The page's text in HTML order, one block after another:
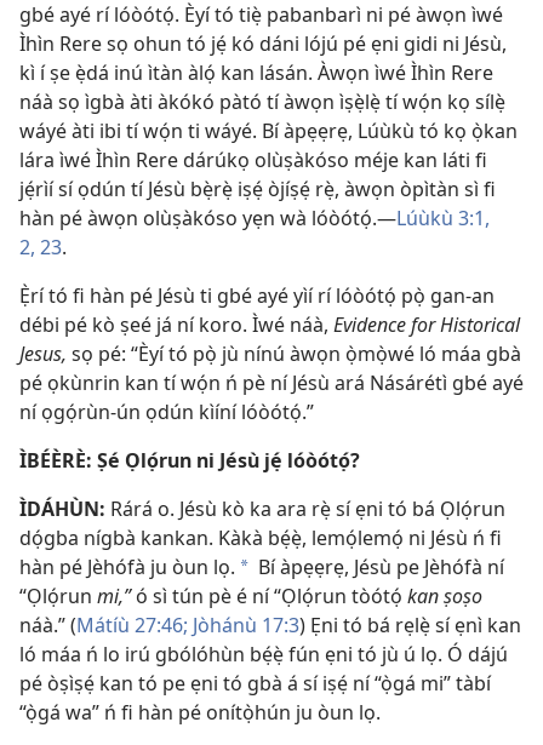
gbé ayé rí lóòótọ́. Èyí tó tiẹ̀ pabanbarì ni pé àwọn ìwé
Ìhìn Rere sọ ohun tó jẹ́ kó dáni lójú pé ẹni gidi ni Jésù,
kì í ṣe ẹ̀dá inú ìtàn àlọ́ kan lásán. Àwọn ìwé Ìhìn Rere
náà sọ ìgbà àti àkókó pàtó tí àwọn ìṣẹ̀lẹ̀ tí wọ́n kọ sílẹ̀
wáyé àti ibi tí wọ́n ti wáyé. Bí àpẹẹrẹ, Lúùkù tó kọ ọ̀kan
lára ìwé Ìhìn Rere dárúkọ olùṣàkóso méje kan láti fi
jẹ́rìí sí ọdún tí Jésù bẹ̀rẹ̀ iṣẹ́ òjíṣẹ́ rẹ̀, àwọn òpìtàn sì fi
hàn pé àwọn olùṣàkóso yẹn wà lóòótọ́.—Lúùkù 3:1,
2, 23.
Ẹ̀rí tó fi hàn pé Jésù ti gbé ayé yìí rí lóòótọ́ pọ̀ gan-an
débi pé kò ṣeé já ní koro. Ìwé náà, Evidence for Historical
Jesus, sọ pé: “Èyí tó pọ̀ jù nínú àwọn ọ̀mọ̀wé ló máa gbà
pé ọkùnrin kan tí wọ́n ń pè ní Jésù ará Násárétì gbé ayé
ní ọgọ́rùn-ún ọdún kìíní lóòótọ́.”
ÌBÉÈRÈ: Ṣé Ọlọ́run ni Jésù jẹ́ lóòótọ́?
ÌDÁHÙN: Rárá o. Jésù kò ka ara rẹ̀ sí ẹni tó bá Ọlọ́run
dọ́gba nígbà kankan. Kàkà bẹ́ẹ̀, lemọ́lemọ́ ni Jésù ń fi
hàn pé Jèhófà ju òun lọ. * Bí àpẹẹrẹ, Jésù pe Jèhófà ní
“Ọlọ́run mi,”ó sì tún pè é ní “Ọlọ́run tòótọ́ kan ṣoṣo
náà.” (Mátíù 27:46; Jòhánù 17:3) Ẹni tó bá rẹlẹ̀ sí ẹnì kan
ló máa ń lo irú gbólóhùn bẹ́ẹ̀ fún ẹni tó jù ú lọ. Ó dájú
pé òṣìṣẹ́ kan tó pe ẹni tó gbà á sí iṣẹ́ ní “ọ̀gá mi” tàbí
“ọ̀gá wa” ń fi hàn pé onítọ̀hún ju òun lọ.